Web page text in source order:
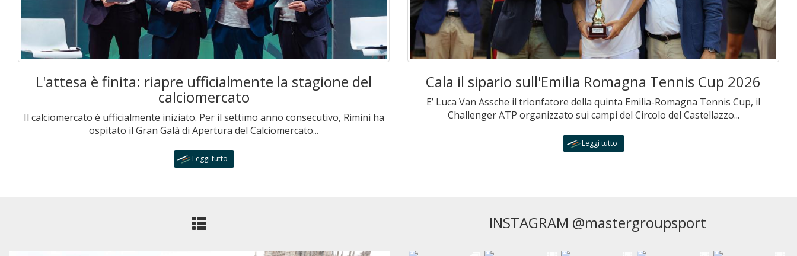
L'attesa è finita: riapre ufficialmente la stagione del
calciomercato
Il calciomercato è ufficialmente iniziato. Per il settimo anno consecutivo, Rimini ha
ospitato il Gran Galà di Apertura del Calciomercato...
Leggi tutto
Cala il sipario sull'Emilia Romagna Tennis Cup 2026
E’ Luca Van Assche il trionfatore della quinta Emilia-Romagna Tennis Cup, il
Challenger ATP organizzato sui campi del Circolo del Castellazzo...
Leggi tutto
INSTAGRAM @mastergroupsport